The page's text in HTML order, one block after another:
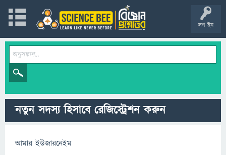
লগ ইন
নতুন সদস্য হিসাবে রেজিস্ট্রেশন করুন
আমার ইউজারনেইম